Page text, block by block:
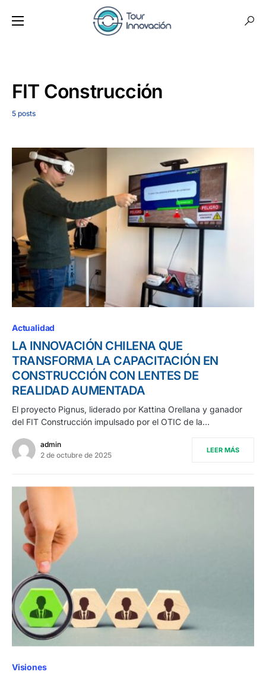
FIT Construcción
5 posts
Actualidad
LA INNOVACIÓN CHILENA QUE
TRANSFORMA LA CAPACITACIÓN EN
CONSTRUCCIÓN CON LENTES DE
REALIDAD AUMENTADA
El proyecto Pignus, liderado por Kattina Orellana y ganador
del FIT Construcción impulsado por el OTIC de la…
admin
2 de octubre de 2025
LEER MÁS
Visiones